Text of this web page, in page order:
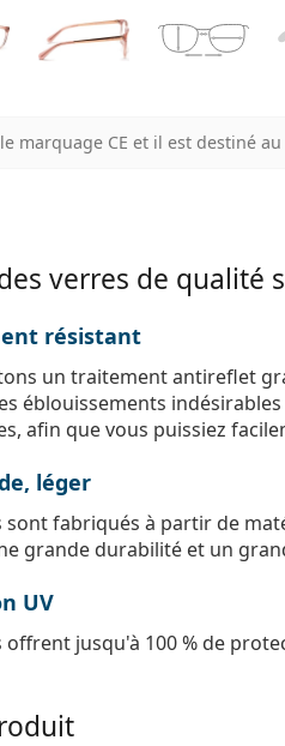
marquage CE et il est destiné
verres de qualité
résistant
un traitement antireflet
éblouissements
afin que vous puissiez
léger
sont fabriqués à partir de
grande durabilité et un
UV
offrent jusqu'à 100 % de